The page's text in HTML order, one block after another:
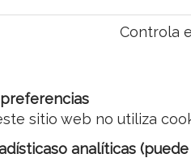
Controla
sitio web no utiliza
analíticas